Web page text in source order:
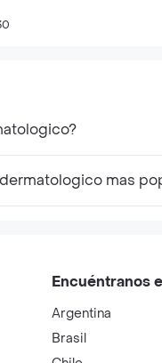
mas
Encuéntranos
Argentina
Brasil